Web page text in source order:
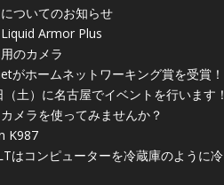
ついてのお知らせ
Armor Plus
のカメラ
がホームネットワーキング賞を受賞！
土）に名古屋でイベントを行います！
メラを使ってみませんか？
K987
はコンピューターを冷蔵庫のように冷